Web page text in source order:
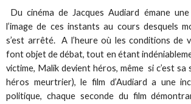
Du cinéma de Jacques Audiard émane
l’image de ces instants au cours desquels
s’est arrêté. A l’heure où les conditions de
font objet de débat, tout en étant
victime, Malik devient héros, même si c’est sa
héros meurtrier), le film d’Audiard a une
politique, chaque seconde du film